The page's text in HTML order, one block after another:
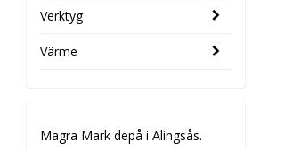
Verktyg
Värme
Magra Mark depå i Alingsås.